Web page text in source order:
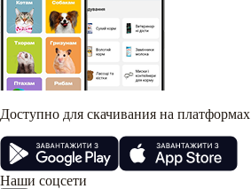
Доступно для скачивания на платформах
Наши соцсети